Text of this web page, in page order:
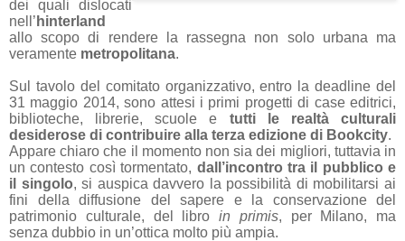
dei quali dislocati
nell’ hinterland
allo scopo di rendere la rassegna non solo urbana ma
veramente metropolitana.
Sul tavolo del comitato organizzativo, entro la deadline del
31 maggio 2014, sono attesi i primi progetti di case editrici,
biblioteche, librerie, scuole e tutti le realtà culturali
desiderose di contribuire alla terza edizione di Bookcity.
Appare chiaro che il momento non sia dei migliori, tuttavia in
un contesto così tormentato, dall’incontro tra il pubblico e
il singolo, si auspica davvero la possibilità di mobilitarsi ai
fini della diffusione del sapere e la conservazione del
patrimonio culturale, del libro in primis, per Milano, ma
senza dubbio in un’ottica molto più ampia.